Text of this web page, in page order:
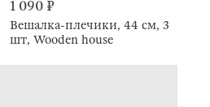
1 090 ₽
Вешалка-плечики, 44 см, 3
шт, Wooden house